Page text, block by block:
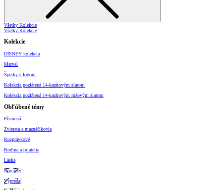
Všetky Kolekcie
Všetky Kolekcie
Kolekcie
DISNEY kolekcia
Marvel
Šperky s logom
Kolekcia pozlátená 14-karátovým zlatom
Kolekcia pozlátená 14-karátovým ružovým zlatom
Obľúbené témy
Písmená
Zvieratá a maznáčikovia
Rozprávkové
Rodina a priatelia
Láska
Novinky
Výpredaj